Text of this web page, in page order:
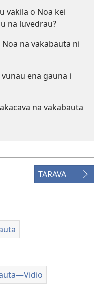
vakila o Noa kei
na luvedrau?
na vakabauta ni
ena gauna i
na vakabauta
TARAVA